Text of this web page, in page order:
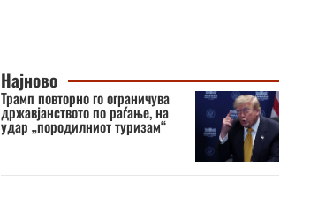
Најново
Трамп повторно го ограничува
државјанството по раѓање, на
удар „породилниот туризам“